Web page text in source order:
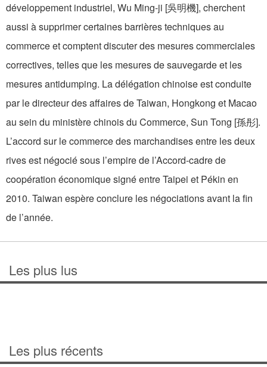
développement industriel, Wu Ming-ji [吳明機], cherchent
aussi à supprimer certaines barrières techniques au
commerce et comptent discuter des mesures commerciales
correctives, telles que les mesures de sauvegarde et les
mesures antidumping. La délégation chinoise est conduite
par le directeur des affaires de Taiwan, Hongkong et Macao
au sein du ministère chinois du Commerce, Sun Tong [孫彤].
L’accord sur le commerce des marchandises entre les deux
rives est négocié sous l’empire de l’Accord-cadre de
coopération économique signé entre Taipei et Pékin en
2010. Taiwan espère conclure les négociations avant la fin
de l’année.
Les plus lus
Les plus récents